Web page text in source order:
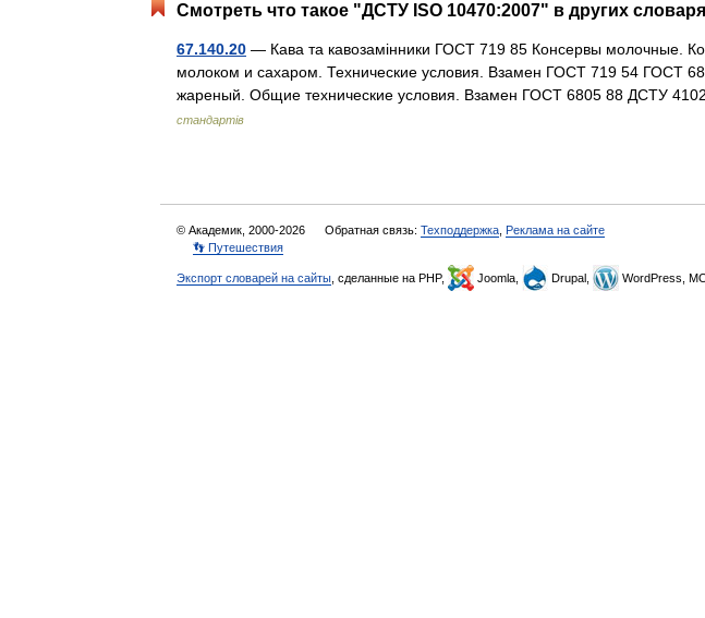
Смотреть что такое "ДСТУ ISO 10470:2007" в других
67.140.20 — Кава та кавозамінники ГОСТ 719 85 Консервы молочные.
молоком и сахаром. Технические условия. Взамен ГОСТ 719 54 ГОСТ
жареный. Общие технические условия. Взамен ГОСТ 6805 88 ДСТУ
стандартів
© Академик, 2000-2026 Обратная связь: Техподдержка Реклама на сайте
👣 Путешествия
Экспорт словарей на сайты , сделанные на PHP, Joomla, Drupal, WordPress,